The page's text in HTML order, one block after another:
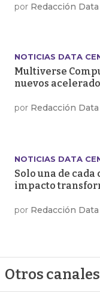
por Redacción
NOTICIAS DATA
Multiverse
nuevos
por Redacción
NOTICIAS DATA
Solo una de
impacto
por Redacción
Otros canales